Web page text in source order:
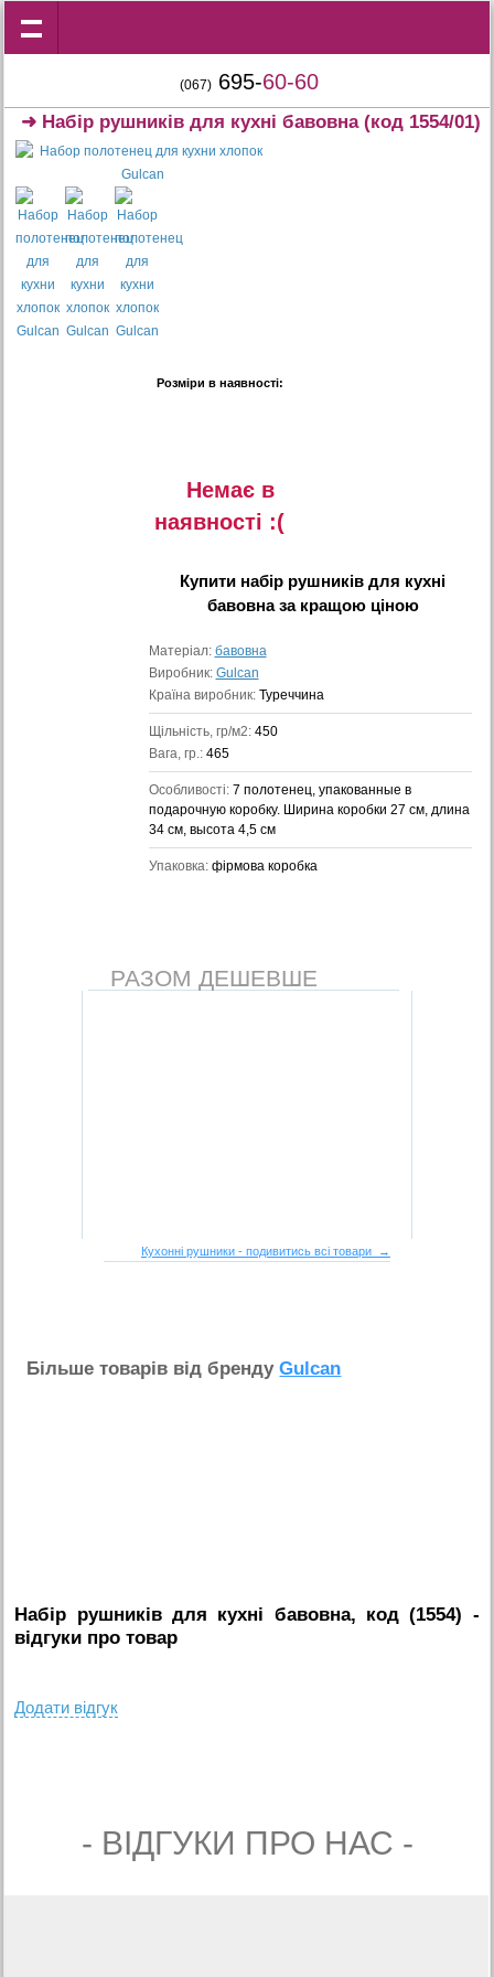
(067) 695-60-60
➜ Набір рушників для кухні бавовна(код 1554/01)
Розміри в наявності:
Немає в
наявностi :(
Купити набір рушників для кухні
бавовназа кращою ціною
Матеріал: бавовна
Виробник: Gulcan
Країна виробник: Туреччина
Щільність, гр/м2: 450
Вага, гр.: 465
Особливості: 7 полотенец, упакованные в
подарочную коробку. Ширина коробки 27 см, длина
34 см, высота 4,5 см
Упаковка: фірмова коробка
РАЗОМ ДЕШЕВШЕ
Кухонні рушники - подивитись всі товари →
Бiльше товарiв вiд брендуGulcan
Набір рушників для кухні бавовна, код (1554) -
вiдгуки про товар
Додати вiдгук
- ВIДГУКИ ПРО НАС -